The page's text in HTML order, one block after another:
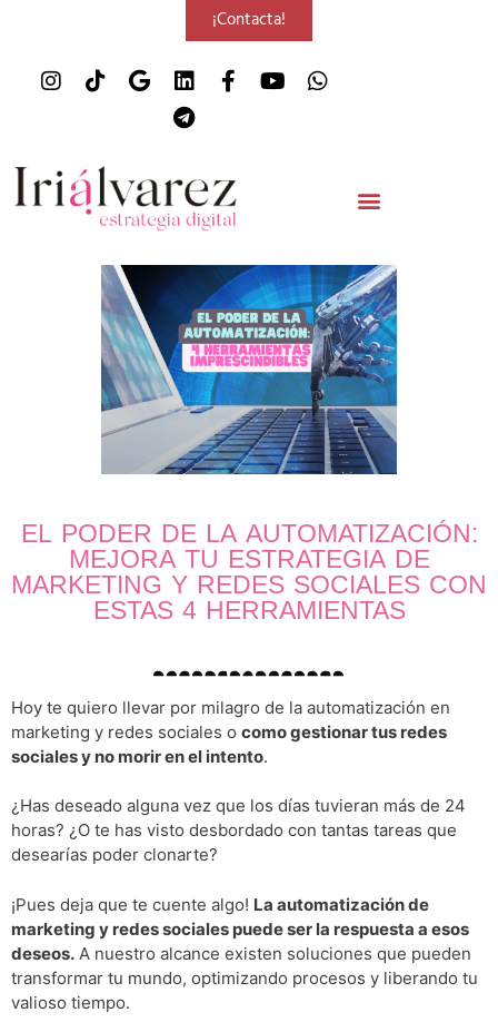
¡Contacta!
EL PODER DE LA AUTOMATIZACIÓN:
MEJORA TU ESTRATEGIA DE
MARKETING Y REDES SOCIALES CON
ESTAS 4 HERRAMIENTAS
Hoy te quiero llevar por milagro de la automatización en
marketing y redes sociales o como gestionar tus redes
sociales y no morir en el intento.
¿Has deseado alguna vez que los días tuvieran más de 24
horas? ¿O te has visto desbordado con tantas tareas que
desearías poder clonarte?
¡Pues deja que te cuente algo! La automatización de
marketing y redes sociales puede ser la respuesta a esos
deseos. A nuestro alcance existen soluciones que pueden
transformar tu mundo, optimizando procesos y liberando tu
valioso tiempo.